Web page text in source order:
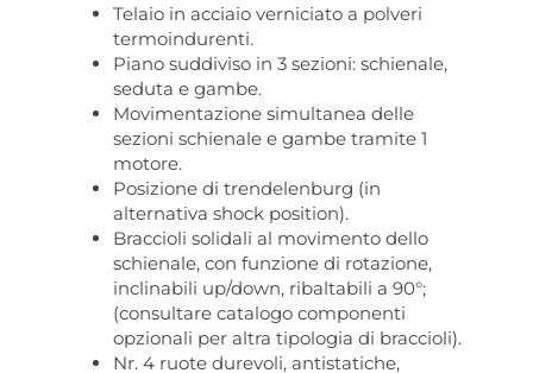
Telaio in acciaio verniciato a polveri
termoindurenti.
Piano suddiviso in 3 sezioni: schienale,
seduta e gambe.
Movimentazione simultanea delle
sezioni schienale e gambe tramite 1
motore.
Posizione di trendelenburg (in
alternativa shock position).
Braccioli solidali al movimento dello
schienale, con funzione di rotazione,
inclinabili up/down, ribaltabili a 90°;
(consultare catalogo componenti
opzionali per altra tipologia di braccioli).
Nr. 4 ruote durevoli, antistatiche,